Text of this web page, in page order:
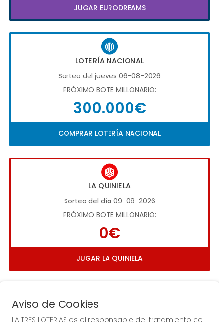
JUGAR EURODREAMS
LOTERÍA NACIONAL
Sorteo del jueves 06-08-2026
PRÓXIMO BOTE MILLONARIO:
300.000€
COMPRAR LOTERÍA NACIONAL
LA QUINIELA
Sorteo del día 09-08-2026
PRÓXIMO BOTE MILLONARIO:
0€
JUGAR LA QUINIELA
Aviso de Cookies
LA TRES LOTERIAS es el responsable del tratamiento de